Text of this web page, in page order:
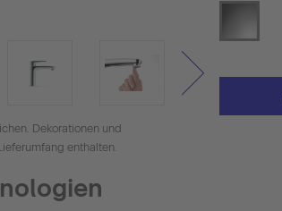
Dekorationen und
enthalten.